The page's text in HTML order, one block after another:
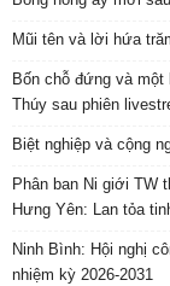
Mũi tên và lời hứa
Bốn chỗ đứng và
Thúy sau phiên
Biệt nghiệp và cộng
Phân ban Ni giới TW
Hưng Yên: Lan tỏa
Ninh Bình: Hội nghị
nhiệm kỳ 2026-2031